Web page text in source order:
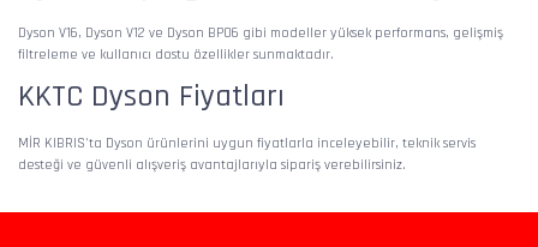
Dyson V16, Dyson V12 ve Dyson BP06 gibi modeller yüksek performans, gelişmiş
filtreleme ve kullanıcı dostu özellikler sunmaktadır.
KKTC Dyson Fiyatları
MİR KIBRIS'ta Dyson ürünlerini uygun fiyatlarla inceleyebilir, teknik servis
desteği ve güvenli alışveriş avantajlarıyla sipariş verebilirsiniz.